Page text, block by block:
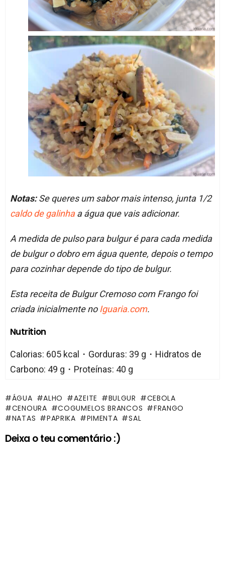
Notas:Se queres um sabor mais intenso, junta 1/2
caldo de galinhaa água que vais adicionar.
A medida de pulso para bulgur é para cada medida
de bulgur o dobro em água quente, depois o tempo
para cozinhar depende do tipo de bulgur.
Esta receita de Bulgur Cremoso com Frango foi
criada inicialmente no Iguaria.com.
Nutrition
Calorias: 605 kcal・Gorduras: 39 g・Hidratos de
Carbono: 49 g・Proteínas: 40 g
ÁGUA ALHO AZEITE BULGUR
CEBOLA
CENOURA
COGUMELOS BRANCOS
FRANGO
NATAS
PAPRIKA PIMENTA SAL
Deixa o teu comentário :)